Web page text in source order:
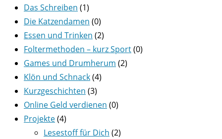
Das Schreiben (1)
Die Katzendamen (0)
Essen und Trinken (2)
Foltermethoden – kurz Sport(0)
Games und Drumherum (2)
Klön und Schnack(4)
Kurzgeschichten (3)
Online Geld verdienen (0)
Projekte(4)
Lesestoff für Dich (2)